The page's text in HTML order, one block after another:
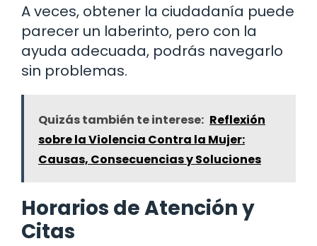
A veces, obtener la ciudadanía puede
parecer un laberinto, pero con la
ayuda adecuada, podrás navegarlo
sin problemas.
Quizás también te interese: Reflexión
sobre la Violencia Contra la Mujer:
Causas, Consecuencias y Soluciones
Horarios de Atención y
Citas